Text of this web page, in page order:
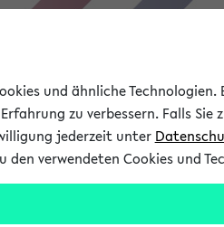
Studium
und ähnliche
zu verbessern. Falls
jederzeit unter
verwendeten Cookies und